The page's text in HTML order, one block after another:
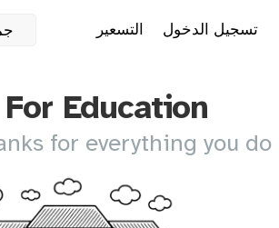
التسعير تسجيل الدخول
Education
for everything you do